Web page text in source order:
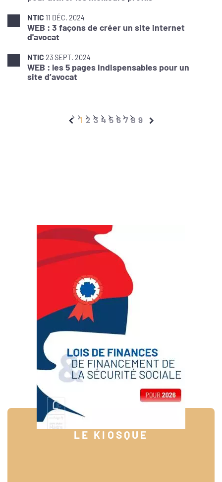
NTIC 11 DÉC. 2024
WEB : 3 façons de créer un site internet
d'avocat
NTIC 23 SEPT. 2024
WEB : les 5 pages indispensables pour un
site d’avocat
1 2 3 4 5 6 7 8 9
LE KIOSQUE